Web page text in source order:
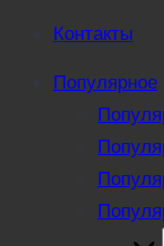
Контакты
Популярное